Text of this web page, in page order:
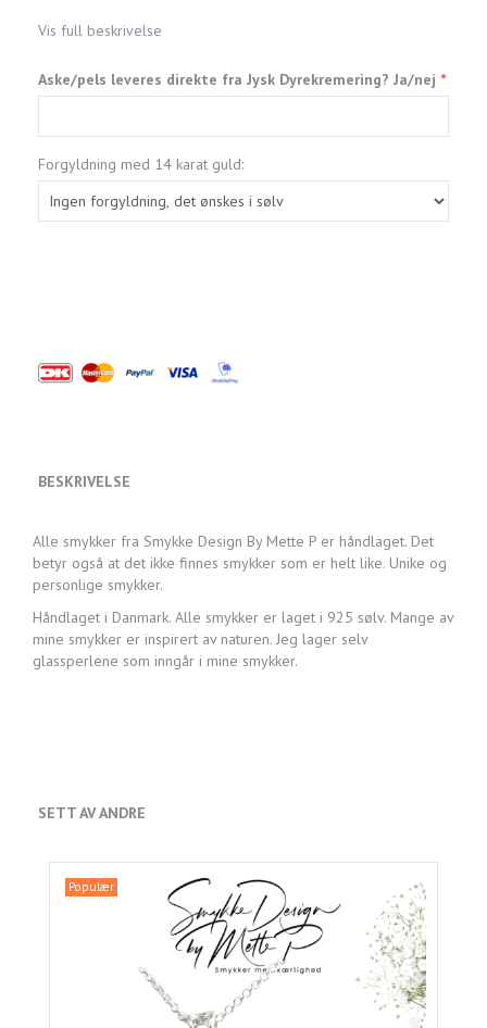
Vis full beskrivelse
Aske/pels leveres direkte fra Jysk Dyrekremering? Ja/nej
Forgyldning med 14 karat guld:
BESKRIVELSE
Alle smykker fra Smykke Design By Mette P er håndlaget. Det
betyr også at det ikke finnes smykker som er helt like. Unike og
personlige smykker.
Håndlaget i Danmark. Alle smykker er laget i 925 sølv. Mange av
mine smykker er inspirert av naturen. Jeg lager selv
glassperlene som inngår i mine smykker.
SETT AV ANDRE
Populær